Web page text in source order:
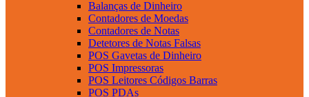
Balanças de Dinheiro
Contadores de Moedas
Contadores de Notas
Detetores de Notas Falsas
POS Gavetas de Dinheiro
POS Impressoras
POS Leitores Códigos Barras
POS PDAs